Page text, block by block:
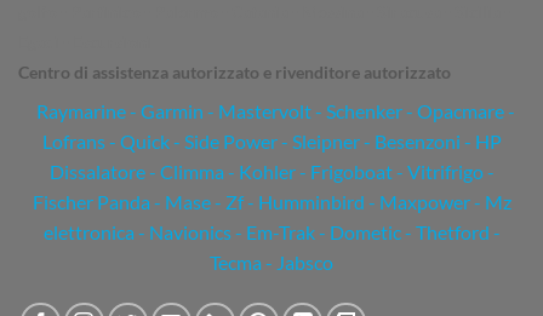
Centro di assistenza autorizzato e rivenditore autorizzato
Raymarine- Garmin - Mastervolt - Schenker - Opacmare -
Lofrans - Quick - Side Power - Sleipner - Besenzoni - HP
Dissalatore - Climma - Kohler - Frigoboat - Vitrifrigo -
Fischer Panda - Mase - Zf - Humminbird - Maxpower - Mz
elettronica - Navionics - Em-Trak - Dometic - Thetford -
Tecma - Jabsco